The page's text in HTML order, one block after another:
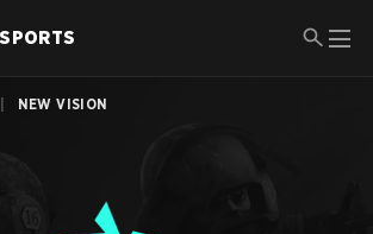
NEW VISION